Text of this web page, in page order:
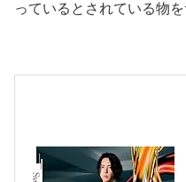
っているとされている物